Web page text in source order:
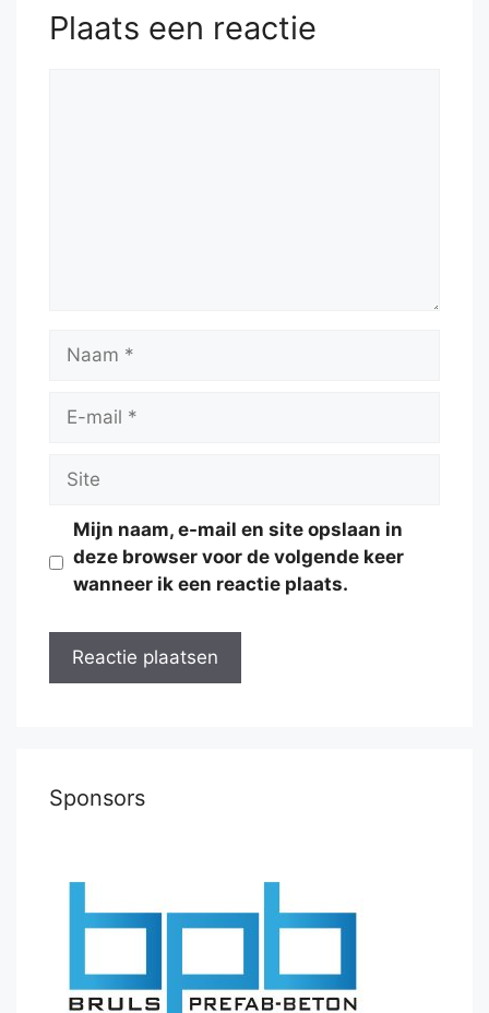
Plaats een reactie
Naam
Site
Mijn naam, e-mail en site opslaan in
deze browser voor de volgende keer
wanneer ik een reactie plaats.
Sponsors